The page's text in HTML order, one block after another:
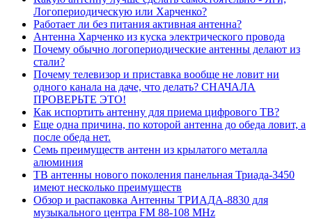
Логопериодическую или Харченко?
Работает ли без питания активная антенна?
Антенна Харченко из куска электрического провода
Почему обычно логопериодические антенны делают из
стали?
Почему телевизор и приставка вообще не ловит ни
одного канала на даче, что делать? СНАЧАЛА
ПРОВЕРЬТЕ ЭТО!
Как испортить антенну для приема цифрового ТВ?
Еще одна причина, по которой антенна до обеда ловит, а
после обеда нет.
Семь преимуществ антенн из крылатого металла
алюминия
ТВ антенны нового поколения панельная Триада-3450
имеют несколько преимуществ
Обзор и распаковка Антенны ТРИАДА-8830 для
музыкального центра FM 88-108 MHz